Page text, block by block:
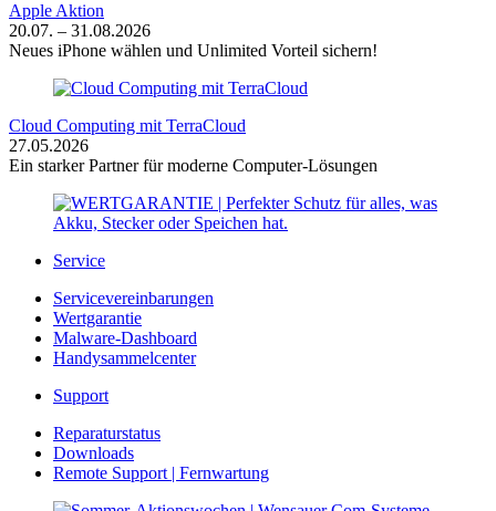
Apple Aktion
20.07. – 31.08.2026
Neues iPhone wählen und Unlimited Vorteil sichern!
Cloud Computing mit TerraCloud
27.05.2026
Ein starker Partner für moderne Computer-Lösungen
Service
Servicevereinbarungen
Wertgarantie
Malware-Dashboard
Handysammelcenter
Support
Reparaturstatus
Downloads
Remote Support | Fernwartung